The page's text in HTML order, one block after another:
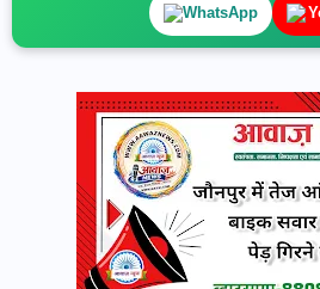
WhatsApp